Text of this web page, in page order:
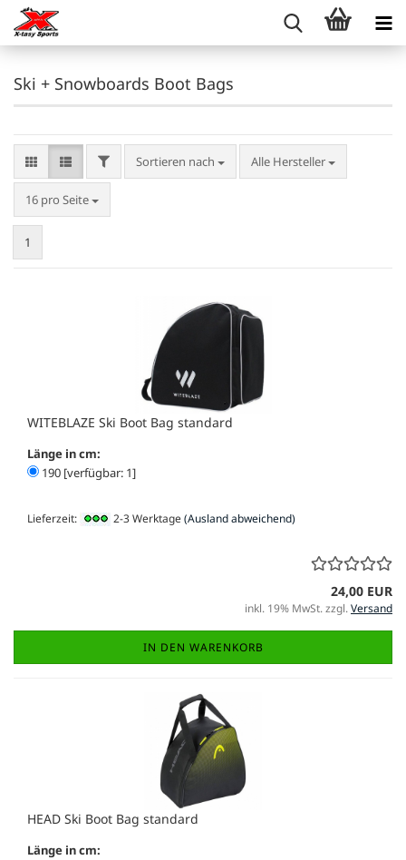
Ski + Snowboards Boot Bags
FILTERSortieren nach
Sortieren nach Alle Hersteller
16 pro Seite
pro Seite
1
WITEBLAZE Ski Boot Bag standard
Länge in cm:
190 [verfügbar: 1]
Lieferzeit: 2-3 Werktage(Ausland abweichend)
24,00 EUR
inkl. 19% MwSt. zzgl.Versand
IN DEN WARENKORB
HEAD Ski Boot Bag standard
Länge in cm: